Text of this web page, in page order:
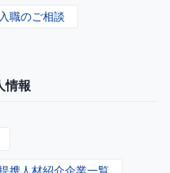
職のご相談
情報